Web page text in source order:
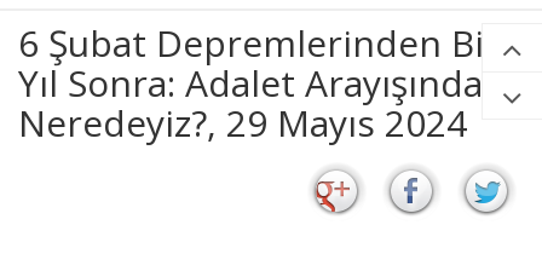
6 Şubat Depremlerinden Bir
Yıl Sonra: Adalet Arayışında
Neredeyiz?, 29 Mayıs 2024